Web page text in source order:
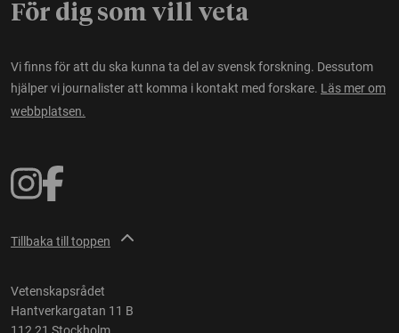
För dig som vill veta
Vi finns för att du ska kunna ta del av svensk forskning. Dessutom
hjälper vi journalister att komma i kontakt med forskare. Läs mer om
webbplatsen.
Tillbaka till toppen
Vetenskapsrådet
Hantverkargatan 11 B
112 21 Stockholm